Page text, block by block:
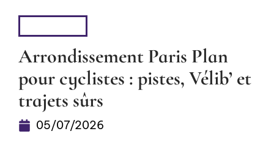
Arrondissement Paris Plan
pour cyclistes : pistes, Vélib’ et
trajets sûrs
05/07/2026